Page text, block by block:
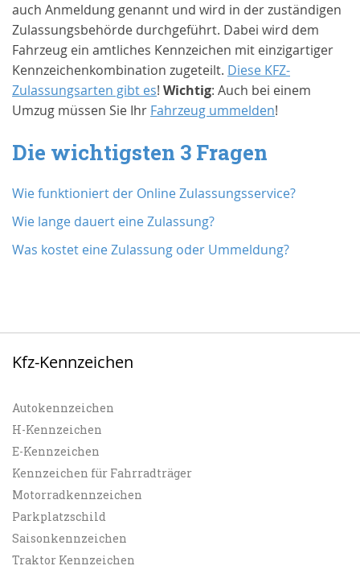
auch Anmeldung genannt und wird in der zuständigen
Zulassungsbehörde durchgeführt. Dabei wird dem
Fahrzeug ein amtliches Kennzeichen mit einzigartiger
Kennzeichenkombination zugeteilt. Diese KFZ-
Zulassungsarten gibt es! Wichtig: Auch bei einem
Umzug müssen Sie Ihr Fahrzeug ummelden!
Die wichtigsten 3 Fragen
Wie funktioniert der Online Zulassungsservice?
Wie lange dauert eine Zulassung?
Was kostet eine Zulassung oder Ummeldung?
Kfz-Kennzeichen
Autokennzeichen
H-Kennzeichen
E-Kennzeichen
Kennzeichen für Fahrradträger
Motorradkennzeichen
Parkplatzschild
Saisonkennzeichen
Traktor Kennzeichen